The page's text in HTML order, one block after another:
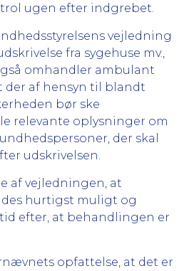
ugen efter indgrebet.
vejledning
fra sygehuse mv.,
omhandler ambulant
der af hensyn til blandt
bør ske
relevante oplysninger om
der skal
udskrivelsen.
af vejledningen, at
hurtigst muligt og
efter, at behandlingen er
opfattelse, at det er